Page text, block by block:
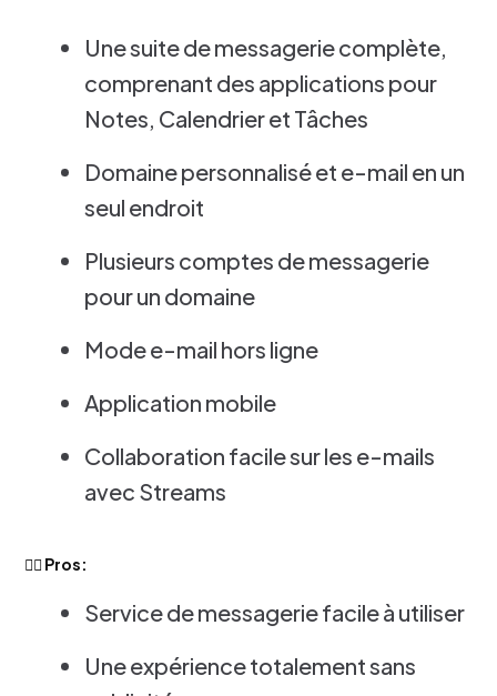
Une suite de messagerie complète,
comprenant des applications pour
Notes, Calendrier et Tâches
Domaine personnalisé et e-mail en un
seul endroit
Plusieurs comptes de messagerie
pour un domaine
Mode e-mail hors ligne
Application mobile
Collaboration facile sur les e-mails
avec Streams
👍🏻 Pros:
Service de messagerie facile à utiliser
Une expérience totalement sans